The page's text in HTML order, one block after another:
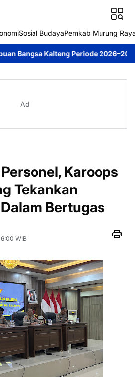
Sosial BudayaPemkab Murung
Kalteng Periode 2026–2031 DPRD
Ad
Karoops
Tekankan
Bertugas
WIB